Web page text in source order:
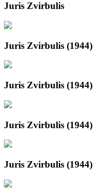
Juris Zvirbulis
Juris Zvirbulis (1944)
Juris Zvirbulis (1944)
Juris Zvirbulis (1944)
Juris Zvirbulis (1944)